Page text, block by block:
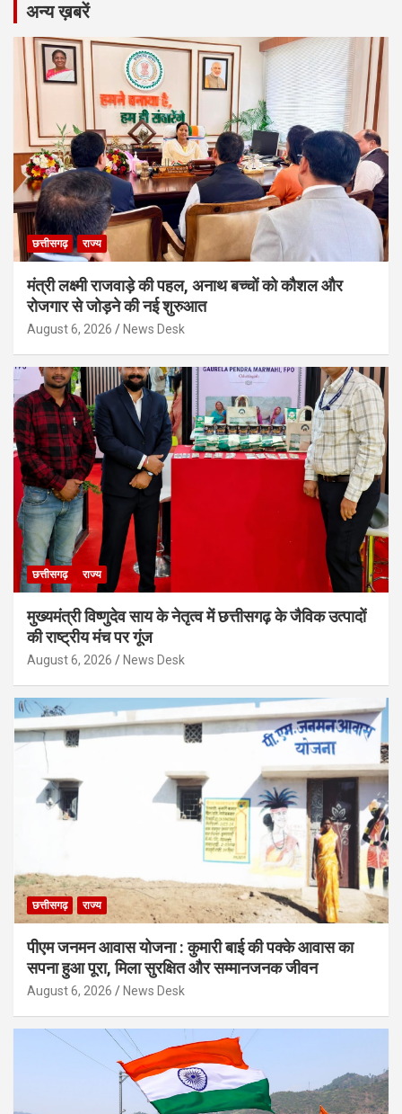
अन्य ख़बरें
छत्तीसगढ़ राज्य
मंत्री लक्ष्मी राजवाड़े की पहल, अनाथ बच्चों को कौशल और
रोजगार से जोड़ने की नई शुरुआत
August 6, 2026 News Desk
छत्तीसगढ़ राज्य
मुख्यमंत्री विष्णुदेव साय के नेतृत्व में छत्तीसगढ़ के जैविक उत्पादों
की राष्ट्रीय मंच पर गूंज
August 6, 2026 News Desk
छत्तीसगढ़ राज्य
पीएम जनमन आवास योजना : कुमारी बाई की पक्के आवास का
सपना हुआ पूरा, मिला सुरक्षित और सम्मानजनक जीवन
August 6, 2026 News Desk